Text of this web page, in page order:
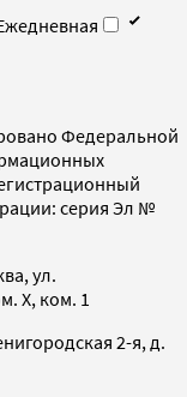
Федеральной
серия Эл №
ул.
X, ком. 1
2-я, д.